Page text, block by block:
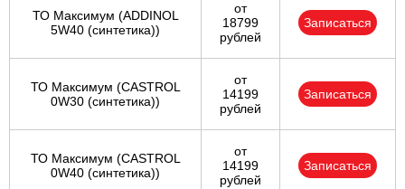
ТО Максимум (ADDINOL
5W40 (синтетика))
от
18799
рублей
Записаться
ТО Максимум (CASTROL
0W30 (синтетика))
от
14199
рублей
Записаться
ТО Максимум (CASTROL
0W40 (синтетика))
от
14199
рублей
Записаться